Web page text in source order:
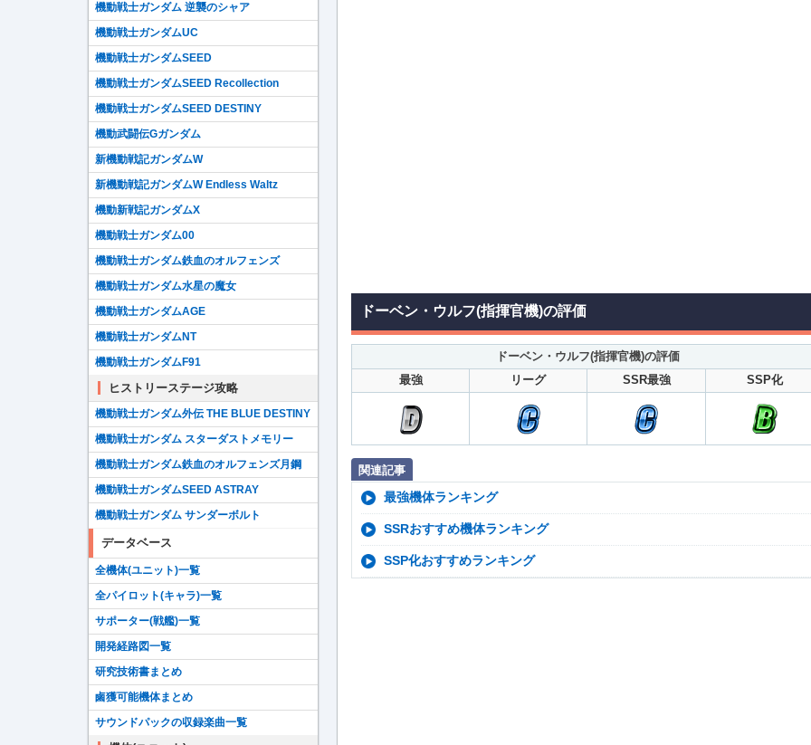
ドーベン・ウルフ(指揮官機)の評価
ドーベン・ウルフ(指揮官機)の評価
最強 リーグ SSR最強 SSP化
関連記事
最強機体ランキング
SSRおすすめ機体ランキング
SSP化おすすめランキング
機動戦士ガンダム 逆襲のシャア
機動戦士ガンダムUC
機動戦士ガンダムSEED
機動戦士ガンダムSEED Recollection
機動戦士ガンダムSEED DESTINY
機動武闘伝Gガンダム
新機動戦記ガンダムW
新機動戦記ガンダムW Endless Waltz
機動新戦記ガンダムX
機動戦士ガンダム00
機動戦士ガンダム鉄血のオルフェンズ
機動戦士ガンダム水星の魔女
機動戦士ガンダムAGE
機動戦士ガンダムNT
機動戦士ガンダムF91
ヒストリーステージ攻略
機動戦士ガンダム外伝 THE BLUE DESTINY
機動戦士ガンダム スターダストメモリー
機動戦士ガンダム鉄血のオルフェンズ月鋼
機動戦士ガンダムSEED ASTRAY
機動戦士ガンダム サンダーボルト
データベース
全機体(ユニット)一覧
全パイロット(キャラ)一覧
サポーター(戦艦)一覧
開発経路図一覧
研究技術書まとめ
鹵獲可能機体まとめ
サウンドパックの収録楽曲一覧